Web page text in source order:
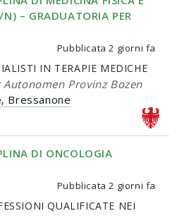
– GRADUATORIA PER
Pubblicata2 giorni fa
IN TERAPIE MEDICHE
Provinz Bozen
Bressanone
DI ONCOLOGIA
Pubblicata2 giorni fa
QUALIFICATE NEI